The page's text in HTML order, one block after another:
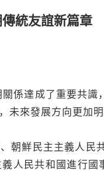
統友誼新篇章
達成了重要共識
未來發展方向更加
鮮民主主義人民
人民共和國進行